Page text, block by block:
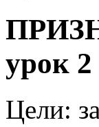
урок 2
Цели: